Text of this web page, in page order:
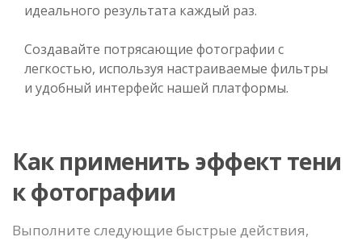
идеального результата каждый раз.
Создавайте потрясающие фотографии с
легкостью, используя настраиваемые фильтры
и удобный интерфейс нашей платформы.
Как применить эффект тени
к фотографии
Выполните следующие быстрые действия,